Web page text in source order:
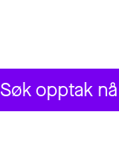
Søk opptak nå